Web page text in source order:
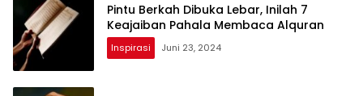
Pintu Berkah Dibuka Lebar, Inilah 7
Keajaiban Pahala Membaca Alquran
Inspirasi Juni 23, 2024